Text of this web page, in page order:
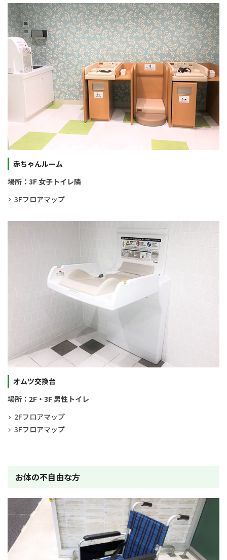
赤ちゃんルーム
場所：3F 女子トイレ隣
3Fフロアマップ
オムツ交換台
場所：2F・3F 男性トイレ
2Fフロアマップ
3Fフロアマップ
お体の不自由な方